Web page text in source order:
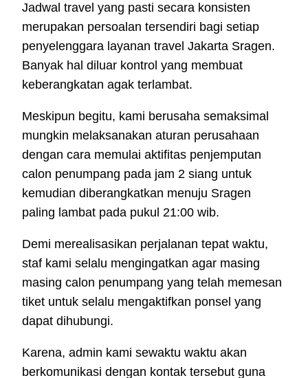
Jadwal travel yang pasti secara konsisten
merupakan persoalan tersendiri bagi setiap
penyelenggara layanan travel Jakarta Sragen.
Banyak hal diluar kontrol yang membuat
keberangkatan agak terlambat.
Meskipun begitu, kami berusaha semaksimal
mungkin melaksanakan aturan perusahaan
dengan cara memulai aktifitas penjemputan
calon penumpang pada jam 2 siang untuk
kemudian diberangkatkan menuju Sragen
paling lambat pada pukul 21:00 wib.
Demi merealisasikan perjalanan tepat waktu,
staf kami selalu mengingatkan agar masing
masing calon penumpang yang telah memesan
tiket untuk selalu mengaktifkan ponsel yang
dapat dihubungi.
Karena, admin kami sewaktu waktu akan
berkomunikasi dengan kontak tersebut guna